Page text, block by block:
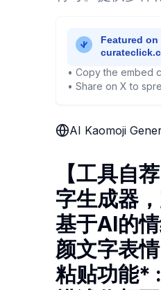
• Copy the embed
• Share on X to
AI Kaomoji
【工具自
字生成器
基于AI的
颜文字表
粘贴功能*